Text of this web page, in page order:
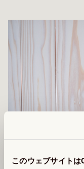
このウェブサイト